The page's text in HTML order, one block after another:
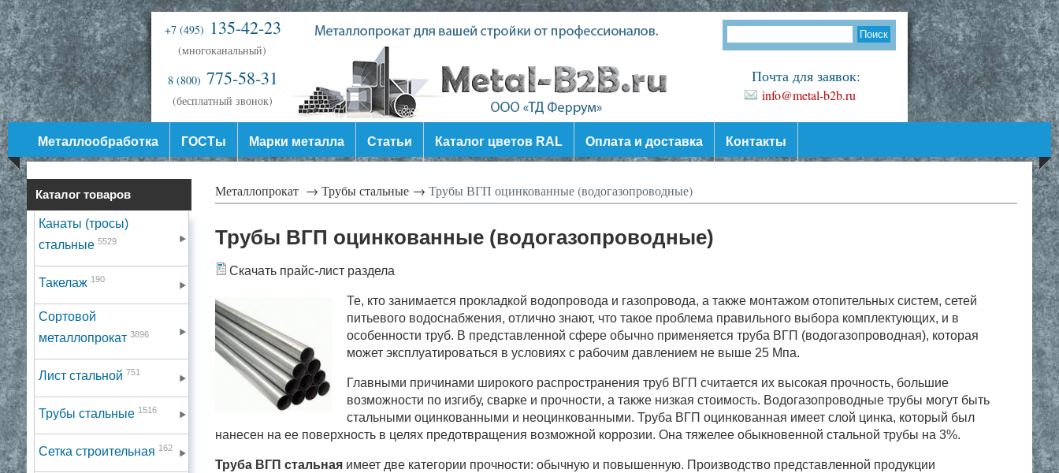
Почта для заявок:
info@metal-b2b.ru
+7 (495) 135-42-23
(многоканальный)
8 (800) 775-58-31
(бесплатный звонок)
Металлообработка ГОСТы Марки металла Статьи Каталог цветов RAL Оплата и доставка Контакты
Каталог товаров
Канаты (тросы)
стальные 5529
Такелаж 190
Сортовой
металлопрокат 3896
Лист стальной 751
Трубы стальные 1516
Сетка строительная 162
Металлопрокат → Трубы стальные → Трубы ВГП оцинкованные (водогазопроводные)
Трубы ВГП оцинкованные (водогазопроводные)
Скачать прайс-лист раздела
Те, кто занимается прокладкой водопровода и газопровода, а также монтажом отопительных систем, сетей
питьевого водоснабжения, отлично знают, что такое проблема правильного выбора комплектующих, и в
особенности труб. В представленной сфере обычно применяется труба ВГП (водогазопроводная), которая
может эксплуатироваться в условиях с рабочим давлением не выше 25 Мпа.
Главными причинами широкого распространения труб ВГП считается их высокая прочность, большие
возможности по изгибу, сварке и прочности, а также низкая стоимость. Водогазопроводные трубы могут быть
стальными оцинкованными и неоцинкованными. Труба ВГП оцинкованная имеет слой цинка, который был
нанесен на ее поверхность в целях предотвращения возможной коррозии. Она тяжелее обыкновенной стальной трубы на 3%.
Труба ВГП стальнаяимеет две категории прочности: обычную и повышенную. Производство представленной продукции